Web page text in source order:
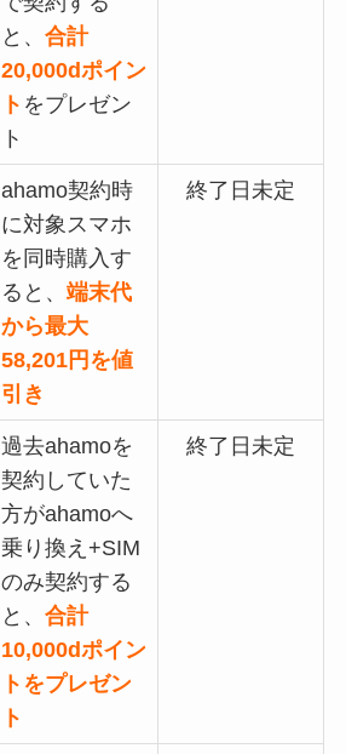
と、合計
20,000dポイン
ト をプレゼン
ト
ahamo契約時
に対象スマホ
を同時購入す
ると、端末代
から最大
58,201円を値
引き
終了日未定
過去ahamoを
契約していた
方がahamoへ
乗り換え+SIM
のみ契約する
と、合計
10,000dポイン
トをプレゼン
ト
終了日未定